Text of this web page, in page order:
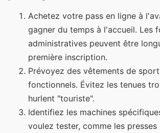
Achetez votre pass en ligne à
gagner du temps à l'accueil. Les
administratives peuvent être
première inscription.
Prévoyez des vêtements de
fonctionnels. Évitez les tenues
hurlent "touriste".
Identifiez les machines
voulez tester, comme les presses